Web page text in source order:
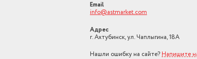
Email
info@astmarket.com
Адрес
г. Ахтубинск, ул. Чаплыгина, 18А
Нашли ошибку на сайте? Напишите